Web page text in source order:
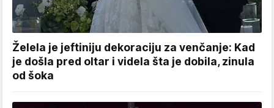
Želela je jeftiniju dekoraciju za venčanje: Kad
je došla pred oltar i videla šta je dobila, zinula
od šoka